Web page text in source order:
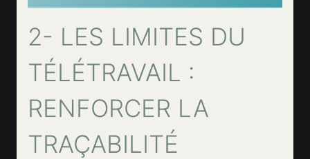
2- LES LIMITES DU
TÉLÉTRAVAIL :
RENFORCER LA
TRAÇABILITÉ